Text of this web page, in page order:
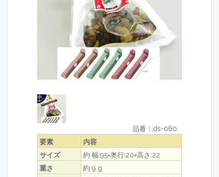
品番：ds-060
要素
内容
サイズ
約 幅:95×奥行:20×高さ:22
重さ
約 9 g